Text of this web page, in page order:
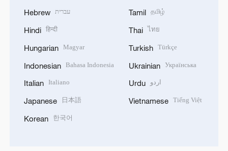
Hebrew עברית
Hindi हिन्दी
Hungarian Magyar
Indonesian Bahasa Indonesia
Italian Italiano
Japanese 日本語
Korean 한국어
Tamil தமிழ்
Thai ไทย
Turkish Türkçe
Ukrainian Українська
Urdu اردو
Vietnamese Tiếng Việt